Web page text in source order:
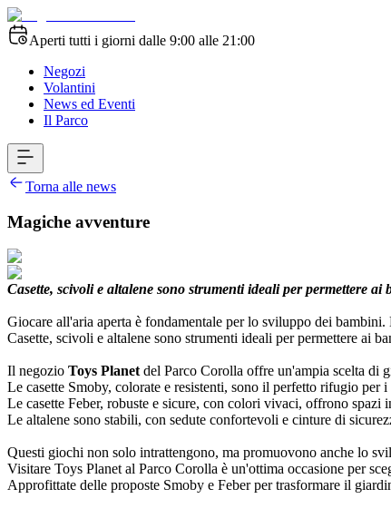
Aperti tutti i giorni dalle 9:00 alle 21:00
Negozi
Volantini
News ed Eventi
Il Parco
Torna alle news
Magiche avventure
Casette, scivoli e altalene sono strumenti ideali per permettere
Giocare all'aria aperta è fondamentale per lo sviluppo dei
Casette, scivoli e altalene sono strumenti ideali per permettere ai
Il negozio Toys Planetdel Parco Corolla offre un'ampia scelta di
Le casette Smoby, colorate e resistenti, sono il perfetto rifugio
Le casette Feber, robuste e sicure, con colori vivaci, offrono
Le altalene sono stabili, con sedute confortevoli e cinture di
Questi giochi non solo intrattengono, ma promuovono anche lo
Visitare Toys Planet al Parco Corolla è un'ottima occasione per
Approfittate delle proposte Smoby e Feber per trasformare il